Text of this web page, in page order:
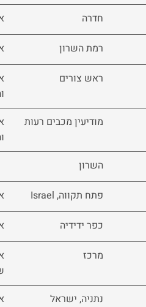
חדרה
רמת השרון
ראש צורים
מודיעין מכבים רעות
השרון
פתח תקווה, Israel
כפר ידידיה
מרכז
נתניה, ישראל